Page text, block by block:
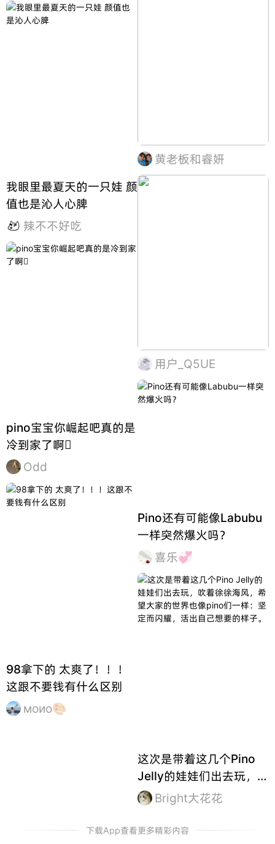
我眼里最夏天的一只娃 颜
值也是沁人心脾
辣不不好吃
pino宝宝你崛起吧真的是
冷到家了啊🫪
Odd
98拿下的 太爽了！！！
这跟不要钱有什么区别
моио🎨
黄老板和睿妍
用户_Q5UE
Pino还有可能像Labubu
一样突然爆火吗？
喜乐💞
这次是带着这几个Pino
Jelly的娃娃们出去玩，吹
着徐徐海风，希望大家的
定而闪耀，活出自己想要
Bright大花花
下载App查看更多精彩内容